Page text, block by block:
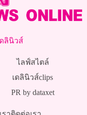
ลินิวส์
ไลฟ์สไตล์
เดลินิวส์clips
PR by dataxet